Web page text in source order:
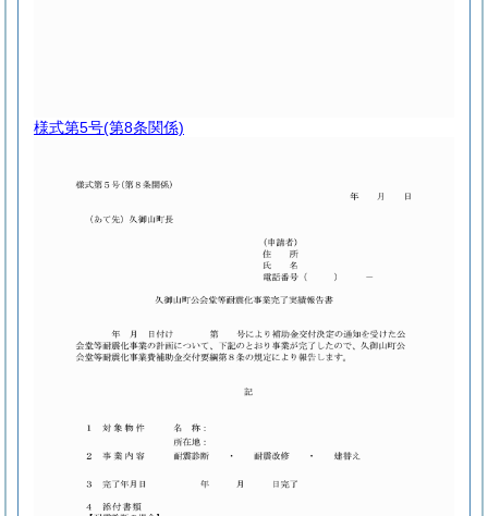
様式第5号(第8条関係)